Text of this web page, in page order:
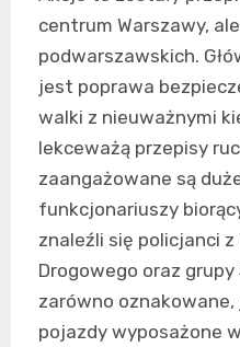
centrum Warszawy,
podwarszawskich.
jest poprawa
walki z nieuważnymi
lekceważą przepisy
zaangażowane są
funkcjonariuszy
znaleźli się policjanci z
Drogowego oraz
zarówno
pojazdy wyposażone